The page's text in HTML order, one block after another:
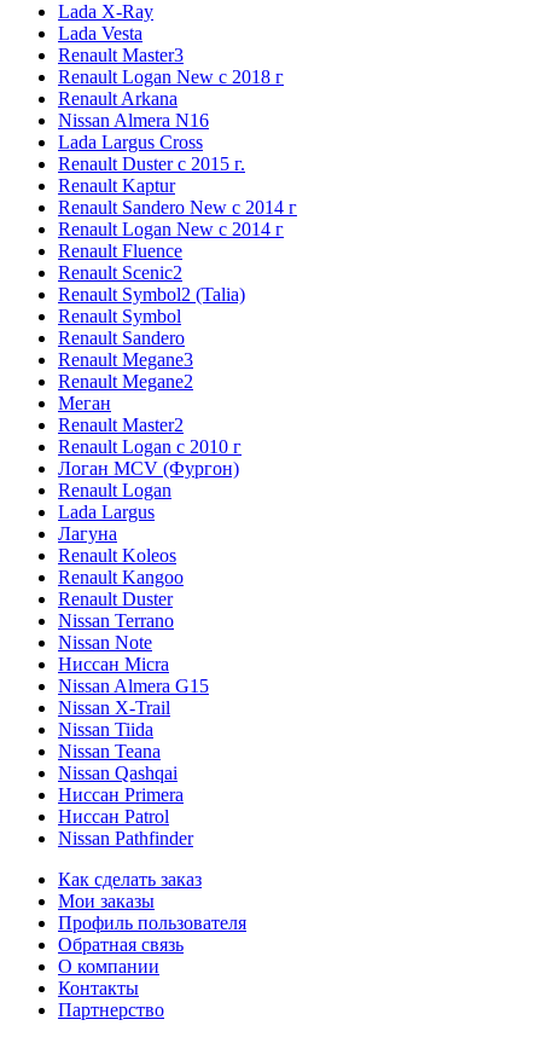
Lada X-Ray
Lada Vesta
Renault Master3
Renault Logan New с 2018 г
Renault Arkana
Nissan Almera N16
Lada Largus Cross
Renault Duster с 2015 г.
Renault Kaptur
Renault Sandero New с 2014 г
Renault Logan New с 2014 г
Renault Fluence
Renault Scenic2
Renault Symbol2 (Talia)
Renault Symbol
Renault Sandero
Renault Megane3
Renault Megane2
Меган
Renault Master2
Renault Logan c 2010 г
Логан МСV (Фургон)
Renault Logan
Lada Largus
Лагуна
Renault Koleos
Renault Kangoo
Renault Duster
Nissan Terrano
Nissan Note
Ниссан Micra
Nissan Almera G15
Nissan X-Trail
Nissan Tiida
Nissan Teana
Nissan Qashqai
Ниссан Primera
Ниссан Patrol
Nissan Pathfinder
Как сделать заказ
Мои заказы
Профиль пользователя
Обратная связь
О компании
Контакты
Партнерство